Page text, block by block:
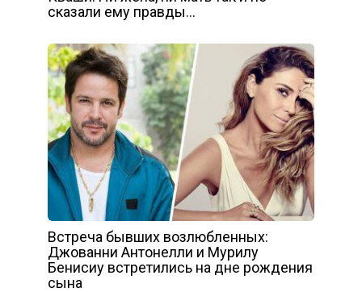
сказали ему правды…
Встреча бывших возлюбленных:
Джованни Антонелли и Мурилу
Бенисиу встретились на дне рождения
сына